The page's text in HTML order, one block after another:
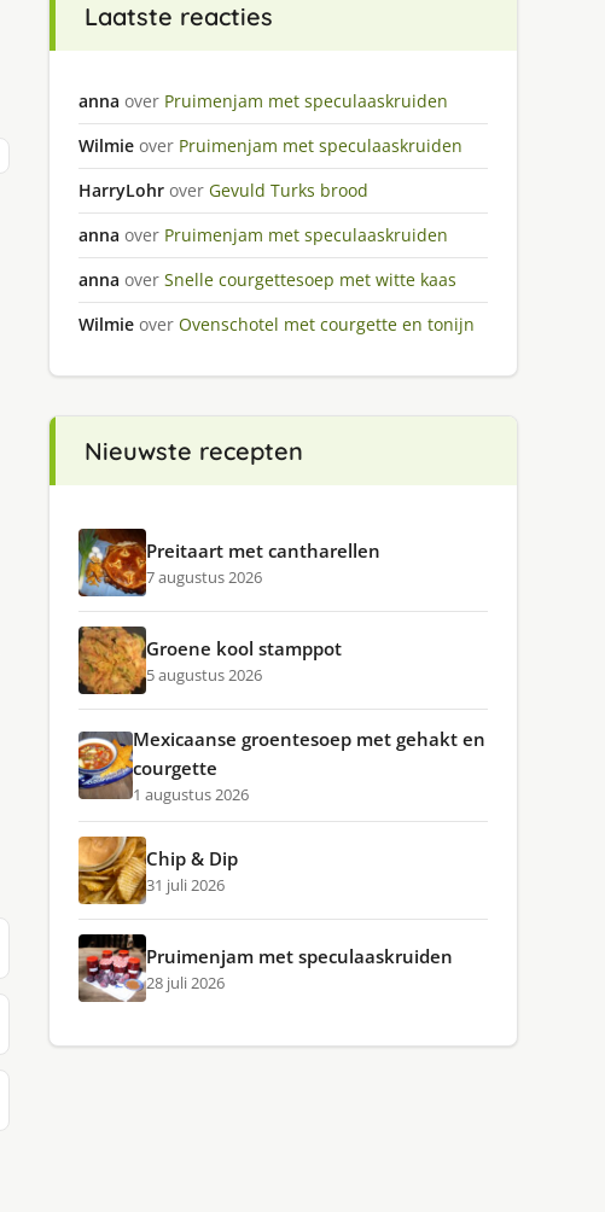
Laatste reacties
anna over Pruimenjam met speculaaskruiden
Wilmie over Pruimenjam met speculaaskruiden
HarryLohr over Gevuld Turks brood
anna over Pruimenjam met speculaaskruiden
anna over Snelle courgettesoep met witte kaas
Wilmie over Ovenschotel met courgette en tonijn
Nieuwste recepten
Preitaart met cantharellen
7 augustus 2026
Groene kool stamppot
5 augustus 2026
Mexicaanse groentesoep met gehakt en
courgette
1 augustus 2026
Chip & Dip
31 juli 2026
Pruimenjam met speculaaskruiden
28 juli 2026